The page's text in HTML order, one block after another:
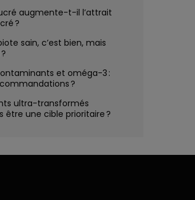
augmente-t-il l’attrait
?
sain, c’est bien, mais
et oméga-3 :
?
ultra-transformés
être une cible prioritaire ?